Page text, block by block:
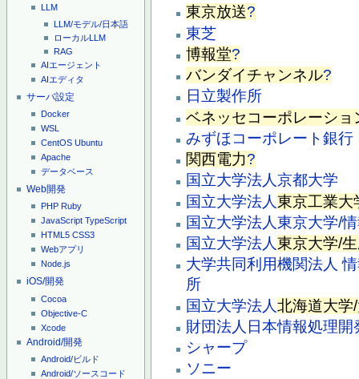
LLM
LLM/モデル/日本語
ローカルLLM
RAG
AIエージェント
AIエディタ
サーバ設定
Docker
WSL
CentOS Ubuntu
Apache
データベース
Web開発
PHP Ruby
JavaScript TypeScript
HTML5 CSS3
Webアプリ
Node.js
iOS/開発
Cocoa
Objective-C
Xcode
Android/開発
Android/ビルド
Android/ソースコード
東京放送?
東芝
博報堂?
バンダイチャンネル?
日立製作所
ベネッセコーポレーショ
みずほコーポレート銀行
関西電力?
国立大学法人京都大学
国立大学法人東京工業大
国立大学法人東京大学/
国立大学法人東京大学/
大学共同利用機関法人
所
国立大学法人北海道大学
財団法人 日本情報処理開
シャープ
ソニー